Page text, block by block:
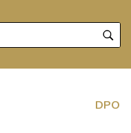
DPO